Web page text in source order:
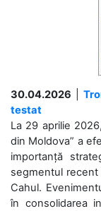
30.04.2026 |
testat
La 29 aprilie
din Moldova” a
importanță
segmentul recent
Cahul.
în consolidarea